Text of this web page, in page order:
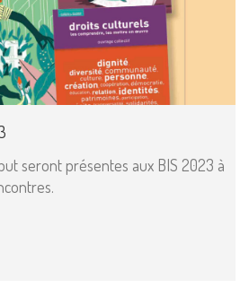
seront présentes aux BIS 2023 à